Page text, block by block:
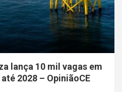
lança 10 mil vagas em
2028 – OpiniãoCE